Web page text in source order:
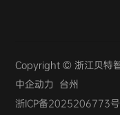
Copyright © 浙江贝特
中企动力
台州
浙ICP备2025206773号